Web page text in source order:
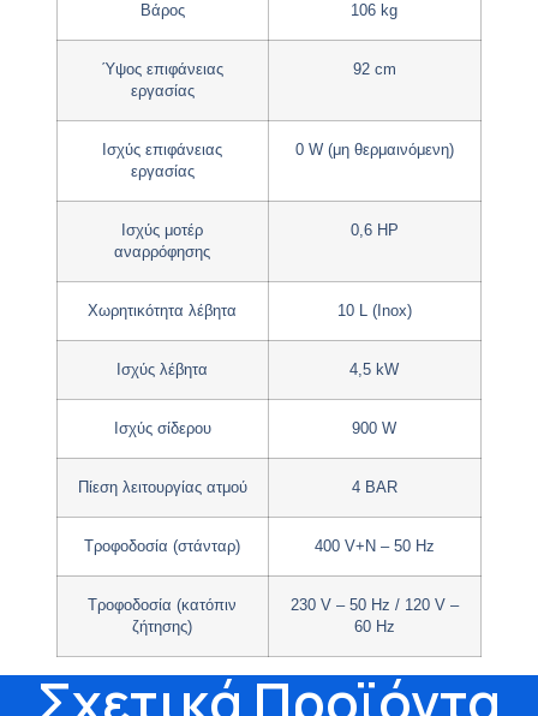
Βάρος 106 kg
Ύψος επιφάνειας
εργασίας
92 cm
Ισχύς επιφάνειας
εργασίας
0 W (μη θερμαινόμενη)
Ισχύς μοτέρ
αναρρόφησης
0,6 HP
Χωρητικότητα λέβητα 10 L (Inox)
Ισχύς λέβητα 4,5 kW
Ισχύς σίδερου 900 W
Πίεση λειτουργίας ατμού 4 BAR
Τροφοδοσία (στάνταρ) 400 V+N – 50 Hz
Τροφοδοσία (κατόπιν
ζήτησης)
230 V – 50 Hz / 120 V –
60 Hz